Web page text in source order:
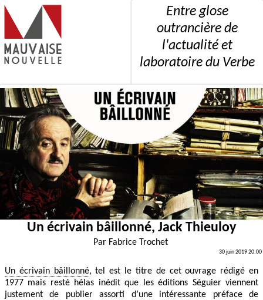
Entre glose
outrancière de
l'actualité et
laboratoire du Verbe
Un écrivain bâillonné, Jack Thieuloy
Par Fabrice Trochet
30 juin 2019 20:00
Un écrivain bâillonné, tel est le titre de cet ouvrage rédigé en
1977 mais resté hélas inédit que les éditions Séguier viennent
justement de publier assorti d’une intéressante préface de